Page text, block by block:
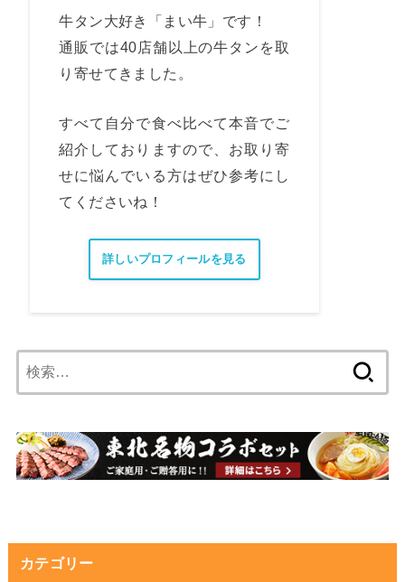
牛タン大好き「まい牛」です！
通販では40店舗以上の牛タンを取
り寄せてきました。
すべて自分で食べ比べて本音でご
紹介しておりますので、お取り寄
せに悩んでいる方はぜひ参考にし
てくださいね！
詳しいプロフィールを見る
索:
カテゴリー